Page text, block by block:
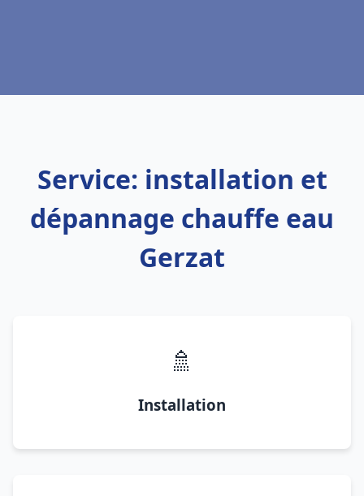
Service: installation et
dépannage chauffe eau
Gerzat
🚿
Installation